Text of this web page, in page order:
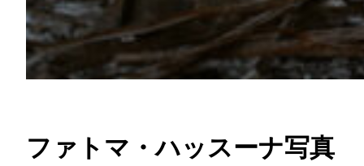
ファトマ・ハッスーナ写真